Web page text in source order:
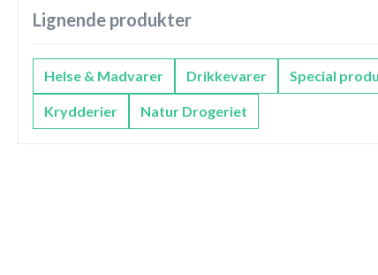
Lignende produkter
Helse & Madvarer Drikkevarer Special
Krydderier Natur Drogeriet